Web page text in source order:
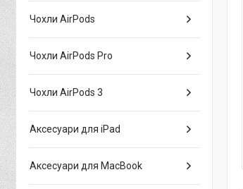
Чохли AirPods
Чохли AirPods Pro
Чохли AirPods 3
Аксесуари для iPad
Аксесуари для MacBook